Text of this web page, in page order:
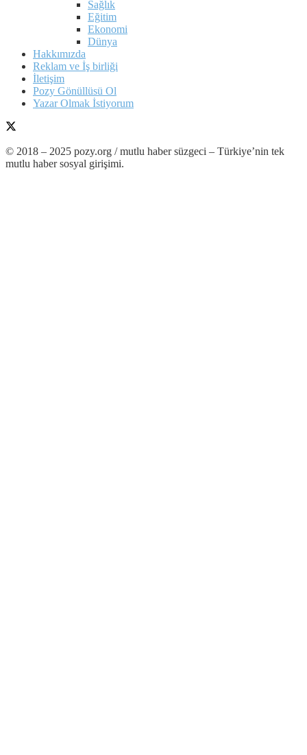
Sağlık
Eğitim
Ekonomi
Dünya
Hakkımızda
Reklam ve İş birliği
İletişim
Pozy Gönüllüsü Ol
Yazar Olmak İstiyorum
© 2018 – 2025 pozy.org / mutlu haber süzgeci – Türkiye’nin tek
mutlu haber sosyal girişimi.